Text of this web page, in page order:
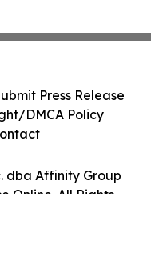
dba Affinity Group
Online. All Rights
Press Release
DMCA Policy